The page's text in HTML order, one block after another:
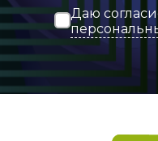
Даю